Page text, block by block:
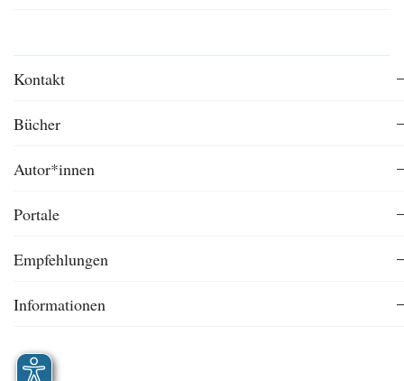
Kontakt
Bücher
Autor*innen
Portale
Empfehlungen
Informationen